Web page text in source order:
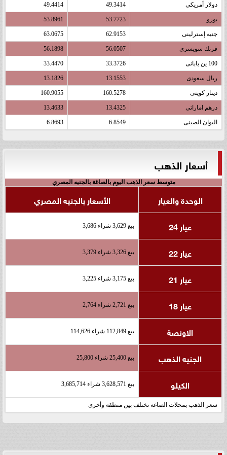
دولار أمريكى 49.3414
49.4414
يورو 53.7723
53.8961
جنيه إسترلينى 62.9153
63.0675
فرنك سويسرى 56.0507
56.1898
100 ين يابانى 33.3726
33.4470
ريال سعودى 13.1553
13.1826
دينار كويتى 160.5278
160.9055
درهم اماراتى 13.4325
13.4633
اليوان الصينى 6.8549
6.8693
أسعار الذهب
متوسط سعر الذهب اليوم بالصاغة بالجنيه المصري
الوحدة والعيار
الأسعار بالجنيه المصري
عيار 24
بيع 3,629 شراء 3,686
عيار 22 بيع 3,326 شراء 3,379
عيار 21 بيع 3,175 شراء 3,225
عيار 18 بيع 2,721 شراء 2,764
الاونصة بيع 112,849 شراء 114,626
الجنيه الذهب بيع 25,400 شراء 25,800
الكيلو بيع 3,628,571 شراء 3,685,714
سعر الذهب بمحلات الصاغة تختلف بين منطقة وأخرى